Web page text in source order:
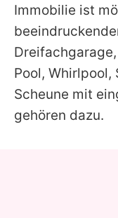
Immobilie ist
Pool, Whirlpool,
Scheune mit
gehören dazu.